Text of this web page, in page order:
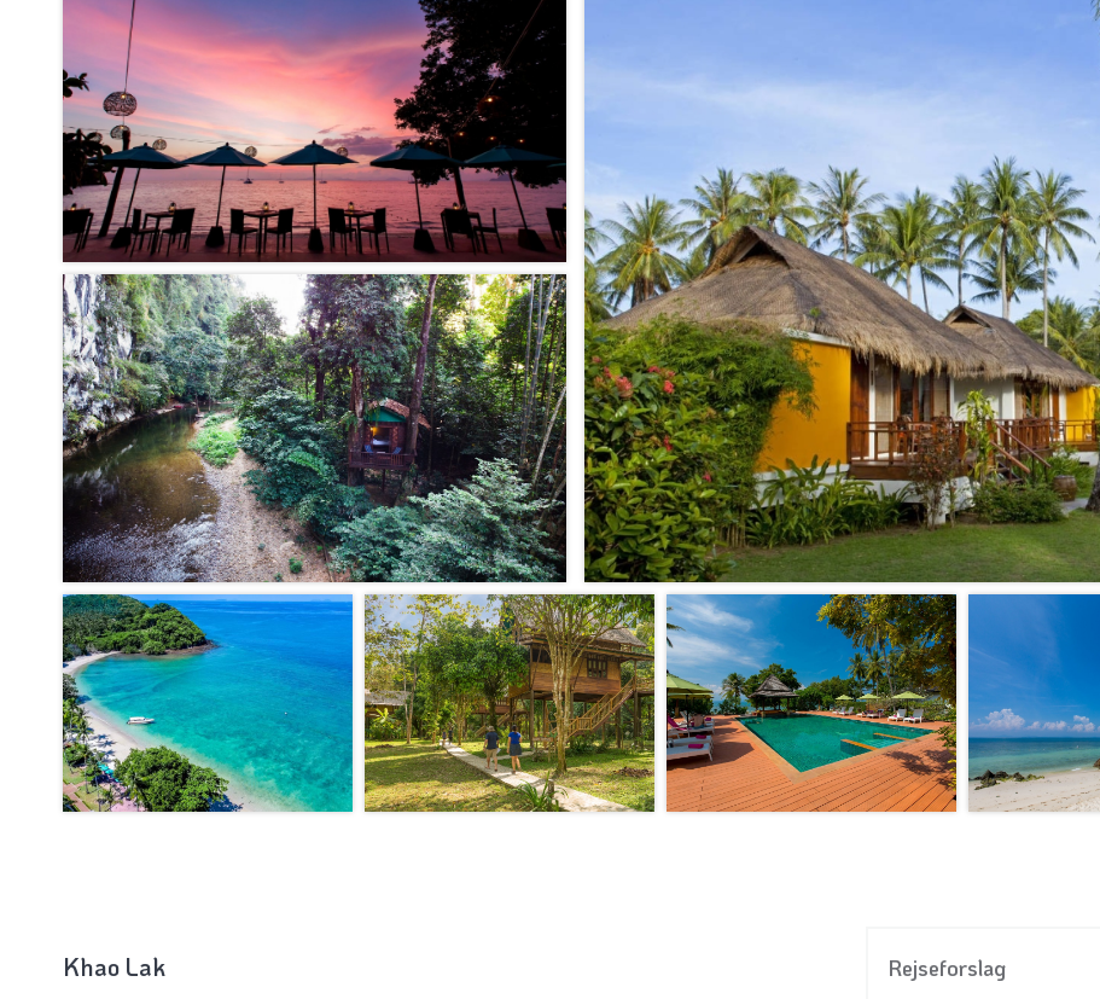
Khao Lak Rejseforslag